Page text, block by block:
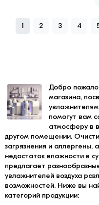
1 2 3 4
Добро
магазина,
помогут вам
атмосферу в
другом помещении.
загрязнения и аллергены,
недостаток влажности в
предлагает
увлажнителей воздуха
возможностей. Ниже вы
категорий продукции: